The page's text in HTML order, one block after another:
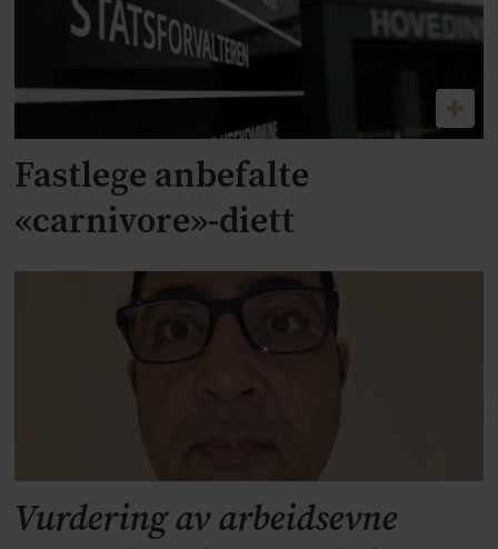
Fastlege anbefalte
«carnivore»-diett
Vurdering av arbeidsevne